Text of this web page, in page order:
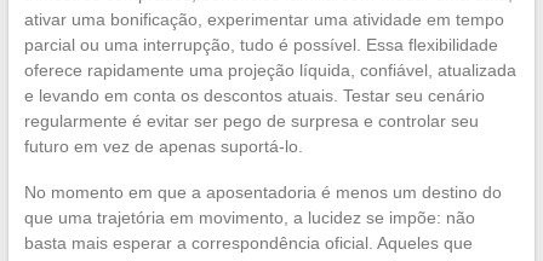
ativar uma bonificação, experimentar uma atividade em tempo
parcial ou uma interrupção, tudo é possível. Essa flexibilidade
oferece rapidamente uma projeção líquida, confiável, atualizada
e levando em conta os descontos atuais. Testar seu cenário
regularmente é evitar ser pego de surpresa e controlar seu
futuro em vez de apenas suportá-lo.
No momento em que a aposentadoria é menos um destino do
que uma trajetória em movimento, a lucidez se impõe: não
basta mais esperar a correspondência oficial. Aqueles que